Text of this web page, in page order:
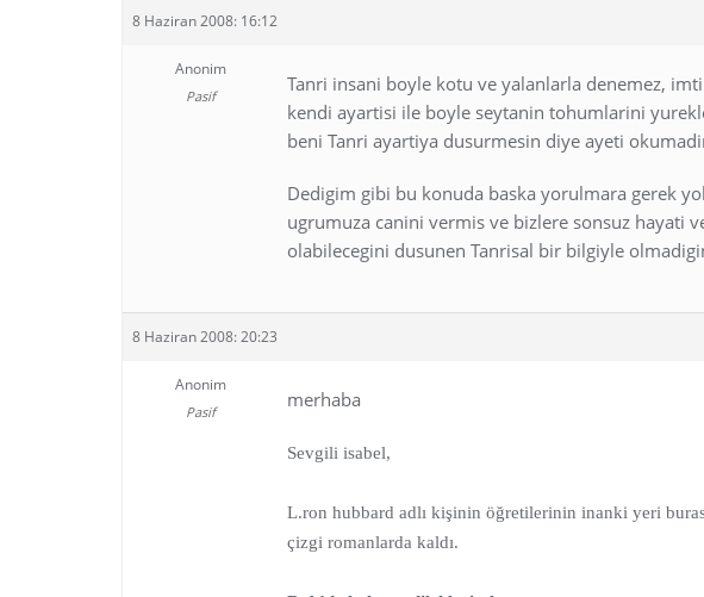
8 Haziran 2008: 16:12
Anonim
Pasif
Tanri insani boyle kotu ve yalanlarla denemez,
kendi ayartisi ile boyle seytanin tohumlarini
beni Tanri ayartiya dusurmesin diye ayeti
Dedigim gibi bu konuda baska yorulmara gerek
ugrumuza canini vermis ve bizlere sonsuz hayati
olabilecegini dusunen Tanrisal bir bilgiyle
8 Haziran 2008: 20:23
Anonim
Pasif
merhaba
Sevgili isabel,
L.ron hubbard adlı kişinin öğretilerinin inanki yeri
çizgi romanlarda kaldı.